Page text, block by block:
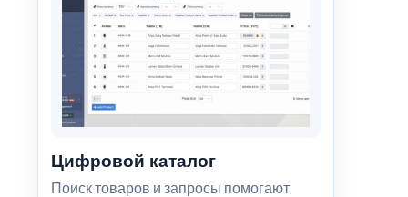
Цифровой каталог
Поиск товаров и запросы помогают